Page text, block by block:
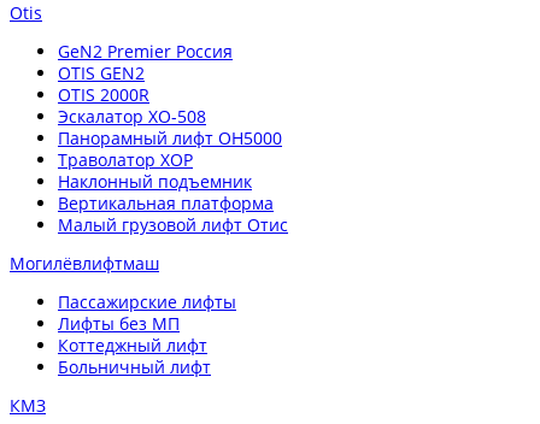
Otis
GeN2 Premier Россия
OTIS GEN2
OTIS 2000R
Эскалатор XO-508
Панорамный лифт OH5000
Траволатор XOP
Наклонный подъемник
Вертикальная платформа
Малый грузовой лифт Отис
Могилёвлифтмаш
Пассажирские лифты
Лифты без МП
Коттеджный лифт
Больничный лифт
КМЗ